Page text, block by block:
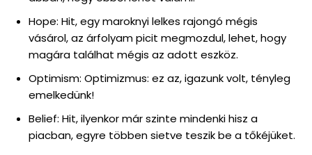
Hope: Hit, egy maroknyi lelkes rajongó mégis
vásárol, az árfolyam picit megmozdul, lehet, hogy
magára találhat mégis az adott eszköz.
Optimism: Optimizmus: ez az, igazunk volt, tényleg
emelkedünk!
Belief: Hit, ilyenkor már szinte mindenki hisz a
piacban, egyre többen sietve teszik be a tőkéjüket.